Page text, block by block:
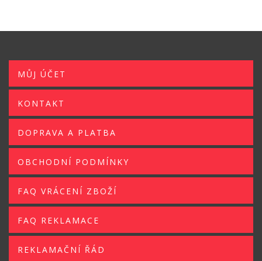
MŮJ ÚČET
KONTAKT
DOPRAVA A PLATBA
OBCHODNÍ PODMÍNKY
FAQ VRÁCENÍ ZBOŽÍ
FAQ REKLAMACE
REKLAMAČNÍ ŘÁD